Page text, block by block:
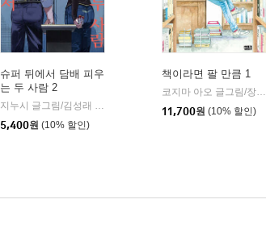
슈퍼 뒤에서 담배 피우
는 두 사람 2
지누시 글그림/김성래 역
디앤씨미디어(D&C미디어)
5,400원 (10% 할인)
책이라면 팔 만큼 1
코지마 아오 글그림/장혜영 역
11,700원 (10% 할인)